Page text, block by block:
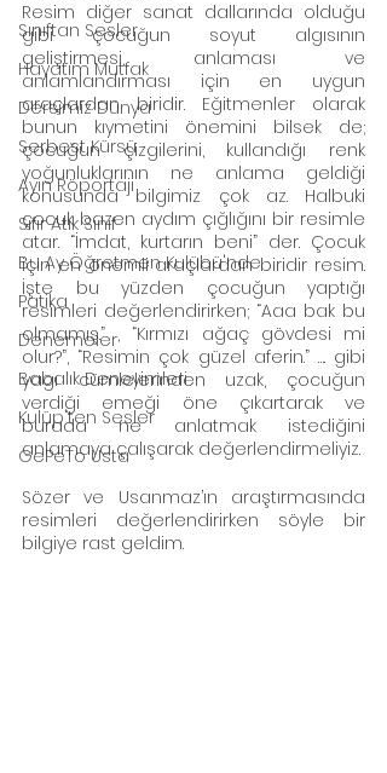
Sınıftan Sesler
Hayatım Mutfak
Dersimiz Dünya
Serbest Kürsü
Ayın Röportajı
Sıfır Atık Sınıf
Bu Ay Öğretmen Kulübü'nde
Patika
Denemeler
Babalık Deneyimleri
Kulüp'ten Sesler
GePeTo Usta
Resim diğer sanat dallarında olduğu
gibi çocuğun soyut algısının
geliştirmesi, anlaması ve
anlamlandırması için en uygun
araçlardan biridir. Eğitmenler olarak
bunun kıymetini önemini bilsek de;
çocuğun çizgilerini, kullandığı renk
yoğunluklarının ne anlama geldiği
konusunda bilgimiz çok az. Halbuki
çocuk bazen aydım çığlığını bir resimle
atar. “İmdat, kurtarın beni” der. Çocuk
için en önemli araçlardan biridir resim.
İşte bu yüzden çocuğun yaptığı
resimleri değerlendirirken; “Aaa bak bu
olmamış.” , “Kırmızı ağaç gövdesi mi
olur?”, “Resimin çok güzel aferin.” …. gibi
yagı cümlelerinden uzak, çocuğun
verdiği emeği öne çıkartarak ve
burada ne anlatmak istediğini
anlamaya çalışarak değerlendirmeliyiz.
Sözer ve Usanmaz’ın araştırmasında
resimleri değerlendirirken söyle bir
bilgiye rast geldim.